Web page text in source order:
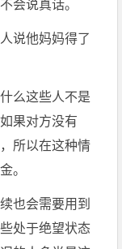
会说真话。
说他妈妈得了
么这些人不是
果对方没有
所以在这种情
。
也会需要用到
处于绝望状态